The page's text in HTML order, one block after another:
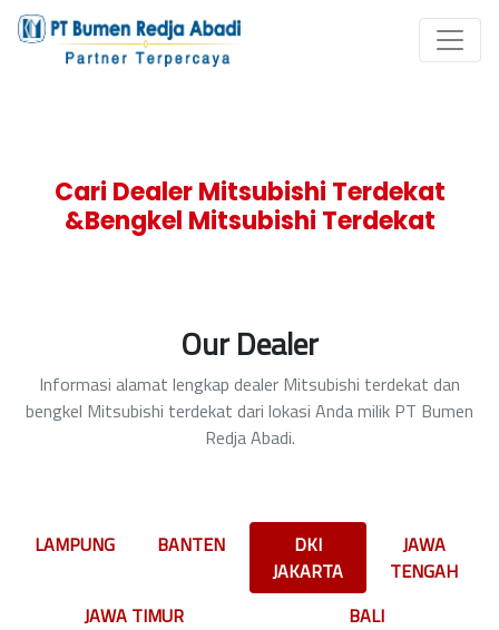
Cari Dealer Mitsubishi Terdekat
&Bengkel Mitsubishi Terdekat
Our Dealer
Informasi alamat lengkap dealer Mitsubishi terdekat dan
bengkel Mitsubishi terdekat dari lokasi Anda milik PT Bumen
Redja Abadi.
LAMPUNG BANTEN
DKI
JAKARTA
JAWA
TENGAH
JAWA TIMUR
BALI